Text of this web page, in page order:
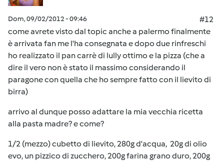
Dom, 09/02/2012 - 09:46
#12
come avrete visto dal topic anche a palermo finalmente
è arrivata fan me l'ha consegnata e dopo due rinfreschi
ho realizzato il pan carrè di lully ottimo e la pizza (che a
dire il vero non è stato il massimo considerando il
paragone con quella che ho sempre fatto con il lievito di
birra)
arrivo al dunque posso adattare la mia vecchia ricetta
alla pasta madre? e come?
1/2 (mezzo) cubetto di lievito, 280g d'acqua, 20g di olio
evo, un pizzico di zucchero, 200g farina grano duro, 200g